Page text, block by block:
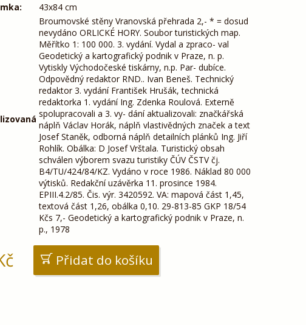
43x84 cm
Broumovské stěny Vranovská přehrada 2,- * = dosud
nevydáno ORLICKÉ HORY. Soubor turistických map.
Měřítko 1: 100 000. 3. vydání. Vydal a zpraco- val
Geodetický a kartografický podnik v Praze, n. p.
Vytiskly Východočeské tiskárny, n.p. Par- dubíce.
Odpovědný redaktor RND.. Ivan Beneš. Technický
redaktor 3. vydání František Hrušák, technická
redaktorka 1. vydání Ing. Zdenka Roulová. Externě
spolupracovali a 3. vy- dání aktualizovali: značkářská
náplň Václav Horák, náplň vlastivědných značek a text
Josef Staněk, odborná náplň detailních plánků Ing. Jiří
Rohlík. Obálka: D Josef Vrštala. Turistický obsah
schválen výborem svazu turistiky ČÚV ČSTV čj.
B4/TU/424/84/KZ. Vydáno v roce 1986. Náklad 80 000
výtisků. Redakční uzávěrka 11. prosince 1984.
EPIII.4.2/85. Čis. výr. 3420592. VA: mapová část 1,45,
textová část 1,26, obálka 0,10. 29-813-85 GKP 18/54
Kčs 7,- Geodetický a kartografický podnik v Praze, n.
p., 1978
Přidat do košíku